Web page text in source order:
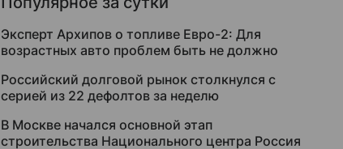
Эксперт Архипов о топливе Евро-2: Для
возрастных авто проблем быть не должно
Российский долговой рынок столкнулся с
серией из 22 дефолтов за неделю
В Москве начался основной этап
строительства Национального центра Россия